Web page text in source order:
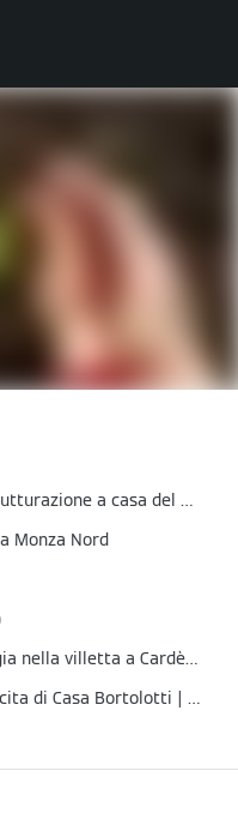
Il sistema Integrato - Una ristrutturazione a casa del Partner
Monza Nord
I ricordi incontrano la tecnologia nella villetta a Cardè (CN)
Trasformazione verde: la rinascita di Casa Bortolotti | Cene (BG)